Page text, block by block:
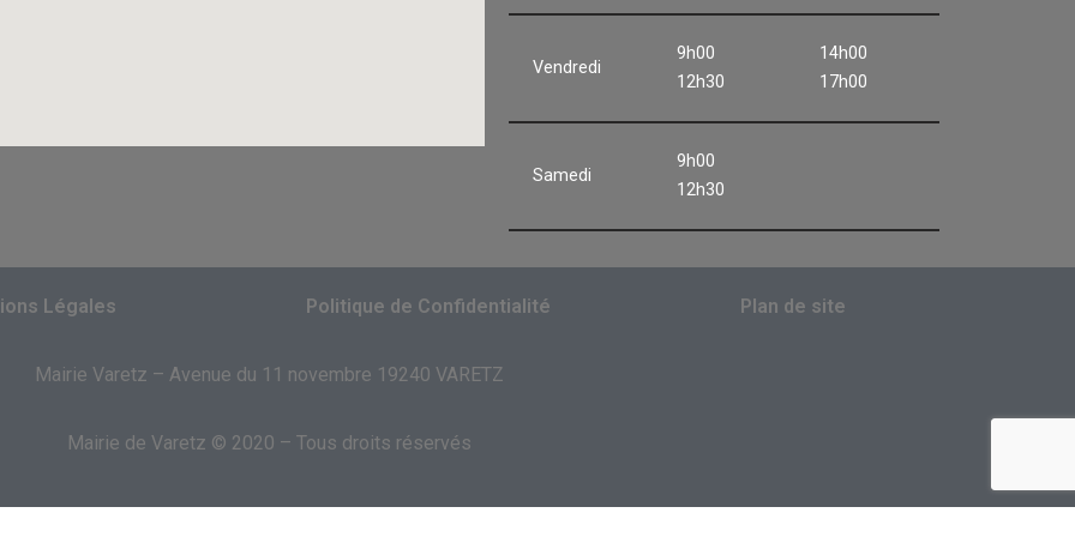
Vendredi
9h00
12h30
14h00
17h00
Samedi
9h00
12h30
Légales Politique de Confidentialité Plan de site
Mairie Varetz – Avenue du 11 novembre 19240 VARETZ
Mairie de Varetz © 2020 – Tous droits réservés